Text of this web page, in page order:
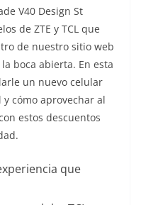
V40 Design St
de ZTE y TCL que
de nuestro sitio web
boca abierta. En esta
un nuevo celular
cómo aprovechar al
estos descuentos
que